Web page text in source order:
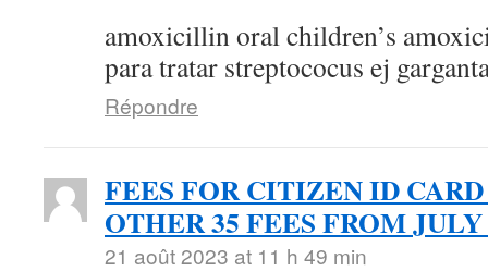
amoxicillin oral children’s
para tratar streptococus ej
Répondre
FEES FOR CITIZEN ID
OTHER 35 FEES FROM JULY
21 août 2023 at 11 h 49 min